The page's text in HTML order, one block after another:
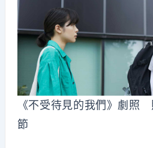
《不受待見的我們》劇照
節